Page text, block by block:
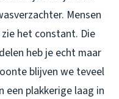
Mensen
het constant. Die
heb je echt maar
blijven we teveel
een plakkerige laag in